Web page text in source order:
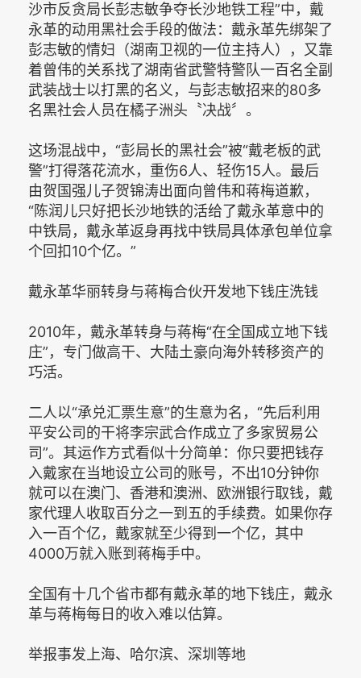
沙市反贪局长彭志敏争夺长沙地铁工程”中，戴
永革的动用黑社会手段的做法：戴永革先绑架了
彭志敏的情妇（湖南卫视的一位主持人），又靠
着曾伟的关系找了湖南省武警特警队一百名全副
武装战士以打黑的名义，与彭志敏招来的80多
名黑社会人员在橘子洲头〝决战〞。
这场混战中，“彭局长的黑社会”被“戴老板的武
警”打得落花流水，重伤6人、轻伤15人。最后
由贺国强儿子贺锦涛出面向曾伟和蒋梅道歉，
“陈润儿只好把长沙地铁的活给了戴永革意中的
中铁局，戴永革返身再找中铁局具体承包单位拿
个回扣10个亿。”
戴永革华丽转身与蒋梅合伙开发地下钱庄洗钱
2010年，戴永革转身与蒋梅“在全国成立地下钱
庄”，专门做高干、大陆土豪向海外转移资产的
巧活。
二人以“承兑汇票生意”的生意为名，“先后利用
平安公司的干将李宗武合作成立了多家贸易公
司”。其运作方式看似十分简单：你只要把钱存
入戴家在当地设立公司的账号，不出10分钟你
就可以在澳门、香港和澳洲、欧洲银行取钱，戴
家代理人收取百分之一到五的手续费。如果你存
入一百个亿，戴家就至少得到一个亿，其中
4000万就入账到蒋梅手中。
全国有十几个省市都有戴永革的地下钱庄，戴永
革与蒋梅每日的收入难以估算。
举报事发上海、哈尔滨、深圳等地